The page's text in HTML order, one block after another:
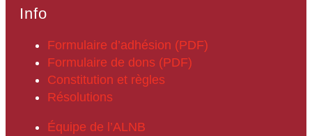
Info
Formulaire d’adhésion (PDF)
Formulaire de dons (PDF)
Constitution et règles
Résolutions
Équipe de l’ALNB